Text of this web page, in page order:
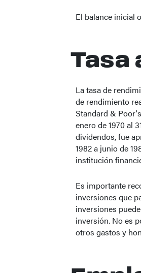
El balance inicial
Tasa
La tasa de
de rendimiento
Standard &
enero de 1970 al
dividendos, fue
1982 a junio de
institución
Es importante
inversiones que
inversiones
inversión. No es
otros gastos y